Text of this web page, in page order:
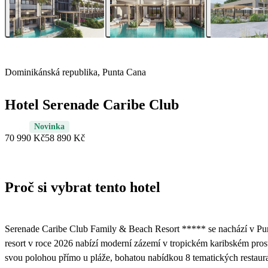
Dominikánská republika, Punta Cana
Hotel Serenade Caribe Club
Novinka
70 990 Kč58 890 Kč
Proč si vybrat tento hotel
Serenade Caribe Club Family & Beach Resort ***** se nachází v
resort v roce 2026 nabízí moderní zázemí v tropickém karibském
svou polohou přímo u pláže, bohatou nabídkou 8 tematických